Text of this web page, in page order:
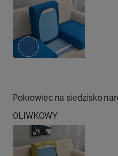
Pokrowiec na siedzisko
OLIWKOWY